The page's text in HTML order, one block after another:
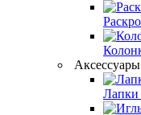
Лапки